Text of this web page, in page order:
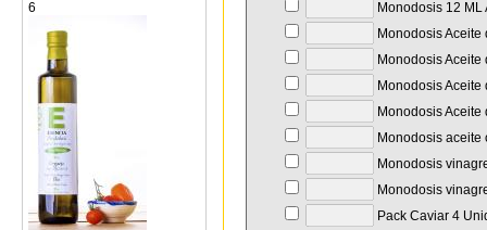
6
Monodosis 12
Monodosis
Monodosis
Monodosis
Monodosis
Monodosis aceite
Monodosis
Monodosis
Pack Caviar 4